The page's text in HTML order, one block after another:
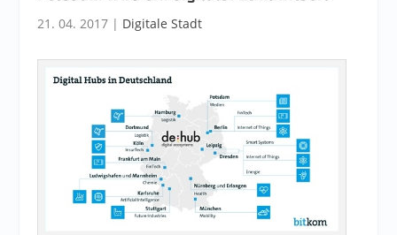
21. 04. 2017 | Digitale Stadt